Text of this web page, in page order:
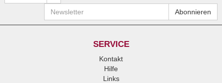
Newsletter Abonnieren
SERVICE
Kontakt
Hilfe
Links